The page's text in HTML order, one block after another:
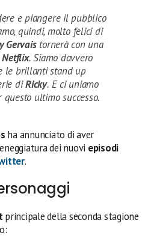
e piangere il pubblico
quindi, molto felici di
Gervaistornerà con una
Netflix. Siamo davvero
le brillanti stand up
diRicky. E ci uniamo
ultimo successo.
ha annunciato di aver
dei nuovi episodi
.
principale della seconda stagione